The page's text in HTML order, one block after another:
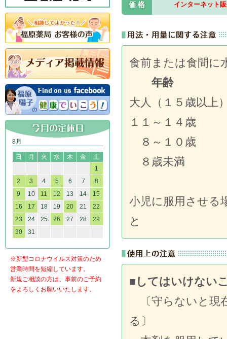
インターネット
食前または食間に
年齢 一
大人（１５
１１～
８～１
８歳未満
小児に服用させる
と
■してはいけない
〔守らないと現
る〕
8月
日 月 火 水 木 金
土
1
2
3 4 5 6 7
8
9
10 11 12 13 14
15
16
17 18 19 20 21
22
23
24 25 26 27 28
29
30
31
※新型コロナウイルス対策のため
営業時間を短縮しています。
新規ご相談の方は、事前のご予約
をよろしくお願いいたします。